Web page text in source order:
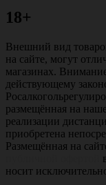
18+
Внешний вид
на сайте, могут
магазинах.
действующему
размещённая на
реализации
приобретена
Размещённая на
носит